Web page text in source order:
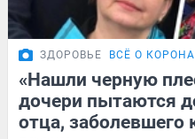
ЗДОРОВЬЕ ВСЁ О
«Нашли черную
дочери пытаются
отца, заболевшего